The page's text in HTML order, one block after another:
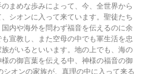
まめな歩みによって、今、全世界から
シオンに入って来ています。聖徒たち
内や海外を問わず福音を伝えるのに余
宣教し、また空母の中でも軍生活を忠
がいるといいます。地の上でも、海の
の御言葉を伝える中、神様の福音の御
オンの家族が、真理の中に入って来る